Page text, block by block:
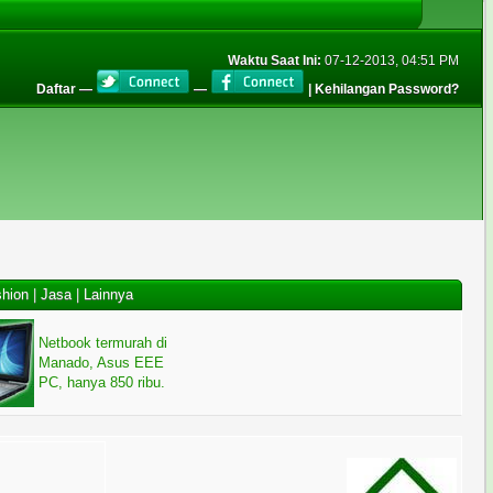
Waktu Saat Ini: 07-12-2013, 04:51 PM
Daftar — — Kehilangan Password?
|Jasa| Lainnya
Netbook termurah di
Manado, Asus EEE
PC, hanya 850 ribu.